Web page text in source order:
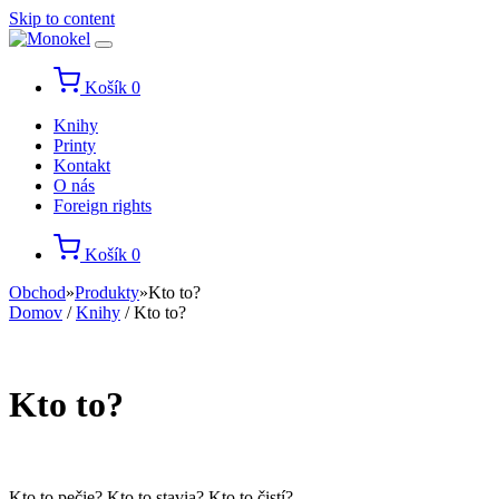
Skip to content
Košík 0
Knihy
Printy
Kontakt
O nás
Foreign rights
Košík 0
Obchod»Produkty»Kto to?
Domov /Knihy / Kto to?
Kto to?